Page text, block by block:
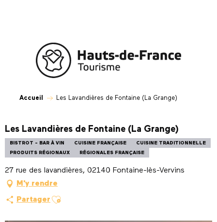
Accueil Les Lavandières de Fontaine (La Grange)
Les Lavandières de Fontaine (La Grange)
BISTROT - BAR À VIN CUISINE FRANÇAISE
CUISINE TRADITIONNELLE
PRODUITS RÉGIONAUX
RÉGIONALES FRANÇAISE
27 rue des lavandières, 02140 Fontaine-lès-Vervins
M'y rendre
Partager Ajouter aux favoris